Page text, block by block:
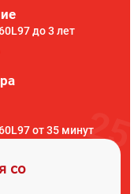
до 3 лет
от 35 минут
со